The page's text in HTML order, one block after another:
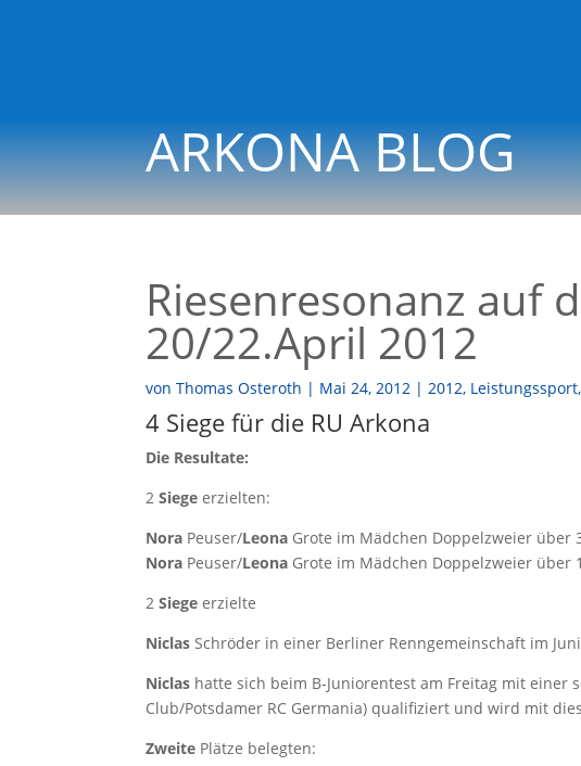
ARKONA BLOG
Riesenresonanz auf
20/22.April 2012
vonThomas Osteroth | Mai 24, 2012 | 2012, Leistungssport
4 Siege für die RU Arkona
Die Resul­ta­te:
2Sie­ge erzielten:
Nora Peuser/Leo­na Gro­te im Mäd­chen Dop­pel­zwei­er über
Nora Peuser/Leo­na Gro­te im Mäd­chen Dop­pel­zwei­er über
2Sie­ge erzielte
Nic­las Schrö­der in einer Ber­li­ner Renn­ge­mein­schaft im
Nic­las hat­te sich beim B‑Juniorentest am Frei­tag mit
Club/Potsdamer RC Ger­ma­nia) qua­li­fi­ziert und wird mit
Zwei­te Plät­ze belegten: